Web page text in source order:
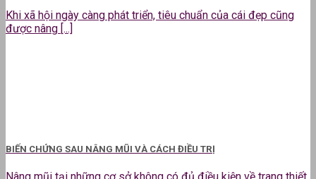
Khi xã hội ngày càng phát triển, tiêu chuẩn của cái đẹp cũng
được nâng [...]
BIẾN CHỨNG SAU NÂNG MŨI VÀ CÁCH ĐIỀU TRỊ